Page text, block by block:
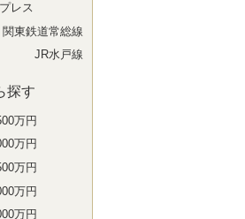
レス
関東鉄道常総線
JR水戸線
探す
万円
万円
万円
万円
万円